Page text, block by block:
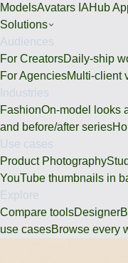
ModelsAvatars IAHub
Solutions
Audiences
For CreatorsDaily-ship
For AgenciesMulti-client
Industries
FashionOn-model looks
and before/after series
Use cases
Product Photography
YouTube thumbnails in
Explore
Compare tools
use casesBrowse every